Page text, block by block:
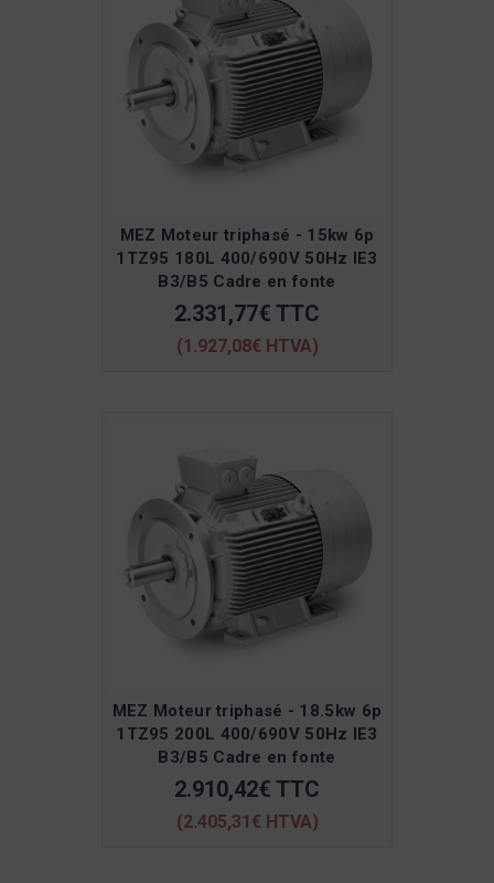
MEZ Moteur triphasé - 15kw 6p
1TZ95 180L 400/690V 50Hz IE3
B3/B5 Cadre en fonte
2.331,77€ TTC
(1.927,08€ HTVA)
MEZ Moteur triphasé - 18.5kw 6p
1TZ95 200L 400/690V 50Hz IE3
B3/B5 Cadre en fonte
2.910,42€ TTC
(2.405,31€ HTVA)